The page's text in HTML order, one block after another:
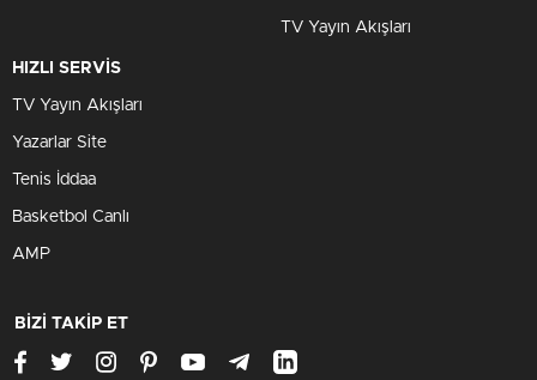
TV Yayın Akışları
HIZLI SERVİS
TV Yayın Akışları
Yazarlar Site
Tenis İddaa
Basketbol Canlı
AMP
BİZİ TAKİP ET